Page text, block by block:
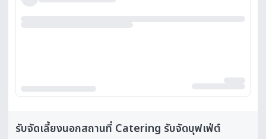
รับจัดเลี้ยงนอกสถานที่ Catering รับจัดบุฟเฟ่ต์